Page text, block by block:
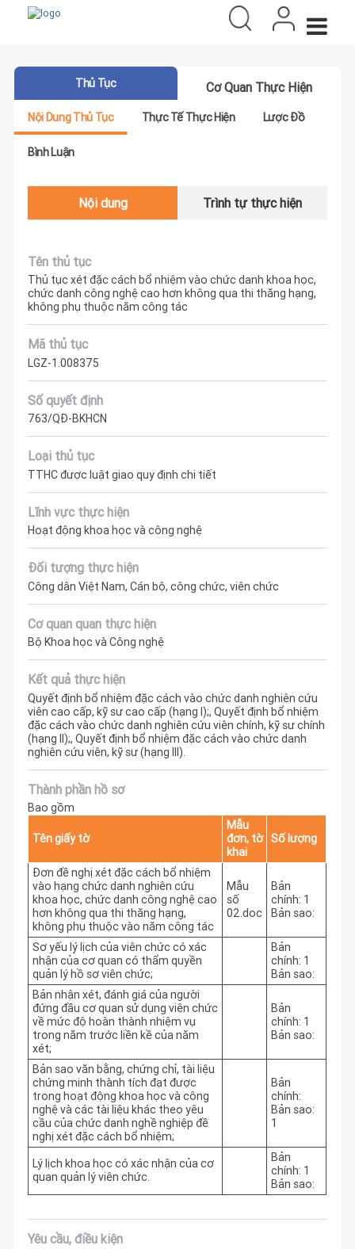
Thủ Tục Cơ Quan Thực Hiện
Nội Dung Thủ Tục Thực Tế Thực Hiện Lược Đồ
Bình Luận
Nội dung Trình tự thực hiện
Tên thủ tục
Thủ tục xét đặc cách bổ nhiệm vào chức danh khoa học,
chức danh công nghệ cao hơn không qua thi thăng hạng,
không phụ thuộc năm công tác
Mã thủ tục
LGZ-1.008375
Số quyết định
763/QĐ-BKHCN
Loại thủ tục
TTHC được luật giao quy định chi tiết
Lĩnh vực thực hiện
Hoạt động khoa học và công nghệ
Đối tượng thực hiện
Công dân Việt Nam, Cán bộ, công chức, viên chức
Cơ quan quan thực hiện
Bộ Khoa học và Công nghệ
Kết quả thực hiện
Quyết định bổ nhiệm đặc cách vào chức danh nghiên cứu
viên cao cấp, kỹ sư cao cấp (hạng I);, Quyết định bổ nhiệm
đặc cách vào chức danh nghiên cứu viên chính, kỹ sư chính
(hạng II);, Quyết định bổ nhiệm đặc cách vào chức danh
nghiên cứu viên, kỹ sư (hạng III).
Thành phần hồ sơ
Bao gồm
Tên giấy tờ
Mẫu
đơn, tờ
khai
Số lượng
Đơn đề nghị xét đặc cách bổ nhiệm
vào hạng chức danh nghiên cứu
khoa học, chức danh công nghệ cao
hơn không qua thi thăng hạng,
không phụ thuộc vào năm công tác
Mẫu
số
02.doc
Bản
chính: 1
Bản sao:
Sơ yếu lý lịch của viên chức có xác
nhận của cơ quan có thẩm quyền
quản lý hồ sơ viên chức;
Bản
chính: 1
Bản sao:
Bản nhận xét, đánh giá của người
đứng đầu cơ quan sử dụng viên chức
về mức độ hoàn thành nhiệm vụ
trong năm trước liền kề của năm
xét;
Bản
chính: 1
Bản sao:
Bản sao văn bằng, chứng chỉ, tài liệu
chứng minh thành tích đạt được
trong hoạt động khoa học và công
nghệ và các tài liệu khác theo yêu
cầu của chức danh nghề nghiệp đề
nghị xét đặc cách bổ nhiệm;
Bản
chính:
Bản sao:
1
Lý lịch khoa học có xác nhận của cơ
quan quản lý viên chức.
Bản
chính: 1
Bản sao:
Yêu cầu, điều kiện